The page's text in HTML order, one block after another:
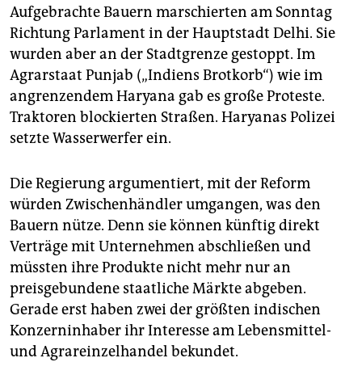
Aufgebrachte Bauern marschierten am Sonntag
Richtung Parlament in der Hauptstadt Delhi. Sie
wurden aber an der Stadtgrenze gestoppt. Im
Agrarstaat Punjab („Indiens Brotkorb“) wie im
angrenzendem Haryana gab es große Proteste.
Traktoren blockierten Straßen. Haryanas Polizei
setzte Wasserwerfer ein.
Die Regierung argumentiert, mit der Reform
würden Zwischenhändler umgangen, was den
Bauern nütze. Denn sie können künftig direkt
Verträge mit Unternehmen abschließen und
müssten ihre Produkte nicht mehr nur an
preisgebundene staatliche Märkte abgeben.
Gerade erst haben zwei der größten indischen
Konzerninhaber ihr Interesse am Lebensmittel-
und Agrareinzelhandel bekundet.